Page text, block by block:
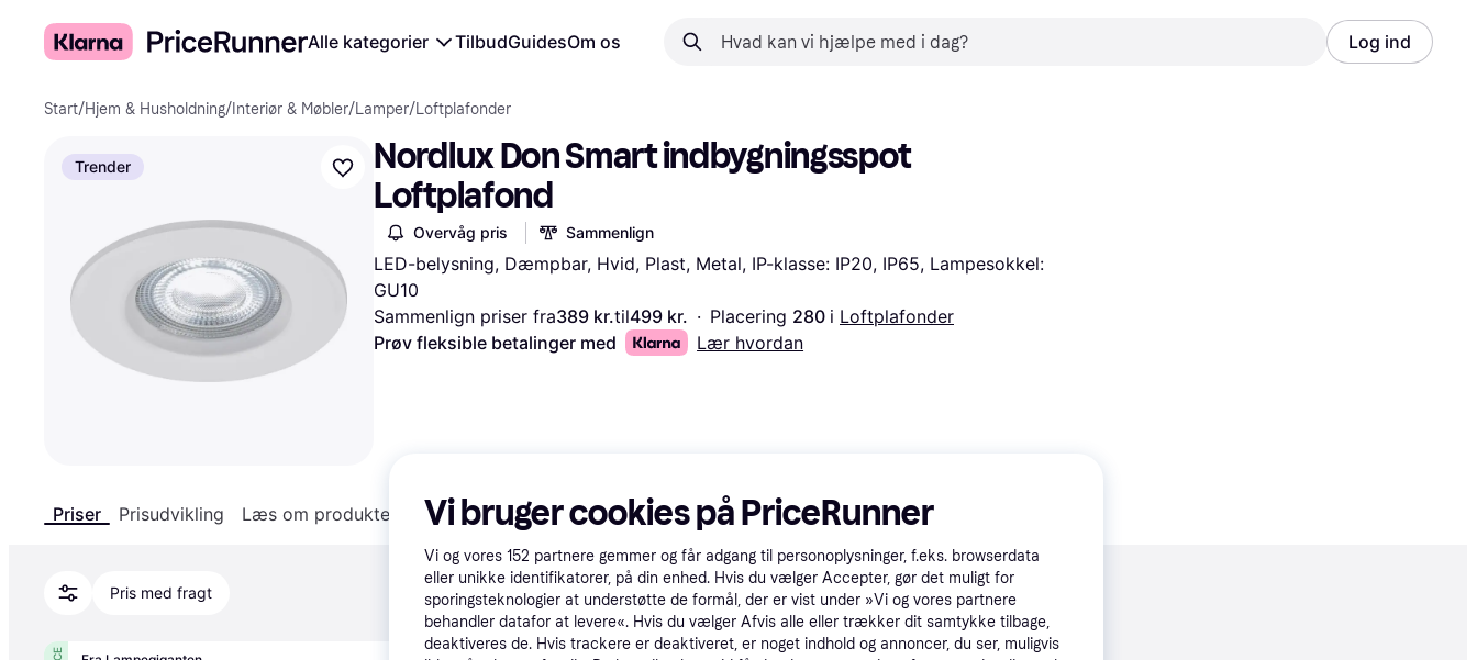
Alle kategorier TilbudGuidesOm os Log ind
Start/Hjem & Husholdning/ Interiør & Møbler/Lamper/Loftplafonder
Trender
Nordlux Don Smart indbygningsspot
Loftplafond
Overvåg pris Sammenlign
LED-belysning, Dæmpbar, Hvid, Plast, Metal, IP-klasse: IP20, IP65, Lampesokkel:
GU10
Sammenlign priser fra389 kr.til499 kr. · Placering 280 i Loftplafonder
Prøv fleksible betalinger med
Lær hvordan
Priser Prisudvikling Læs om produktet Specifikationer
Pris med fragt Promoveret
Vi bruger cookies på PriceRunner
Vi og vores 152 partnere gemmer og får adgang til personoplysninger, f.eks. browserdata
eller unikke identifikatorer, på din enhed. Hvis du vælger Accepter, gør det muligt for
sporingsteknologier at understøtte de formål, der er vist under »Vi og vores partnere
behandler datafor at levere«. Hvis du vælger Afvis alle eller trækker dit samtykke tilbage,
deaktiveres de. Hvis trackere er deaktiveret, er noget indhold og annoncer, du ser, muligvis